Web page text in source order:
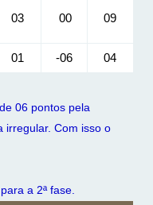
03 00 09
01 -06 04
06 pontos pela
irregular. Com isso o
a 2ª fase.